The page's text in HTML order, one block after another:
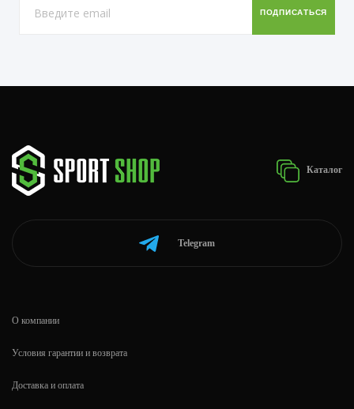
Каталог
Telegram
О компании
Условия гарантии и возврата
Доставка и оплата